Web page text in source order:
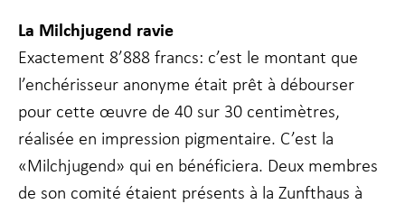
La Milchjugend ravie
Exactement 8’888 francs: c’est le montant que
l’enchérisseur anonyme était prêt à débourser
pour cette œuvre de 40 sur 30 centimètres,
réalisée en impression pigmentaire. C’est la
«Milchjugend» qui en bénéficiera. Deux membres
de son comité étaient présents à la Zunfthaus à
comportement
lorsque vous
site, vous
augmentez les
chances de
voir du
contenu et des
offres
personnalisés.